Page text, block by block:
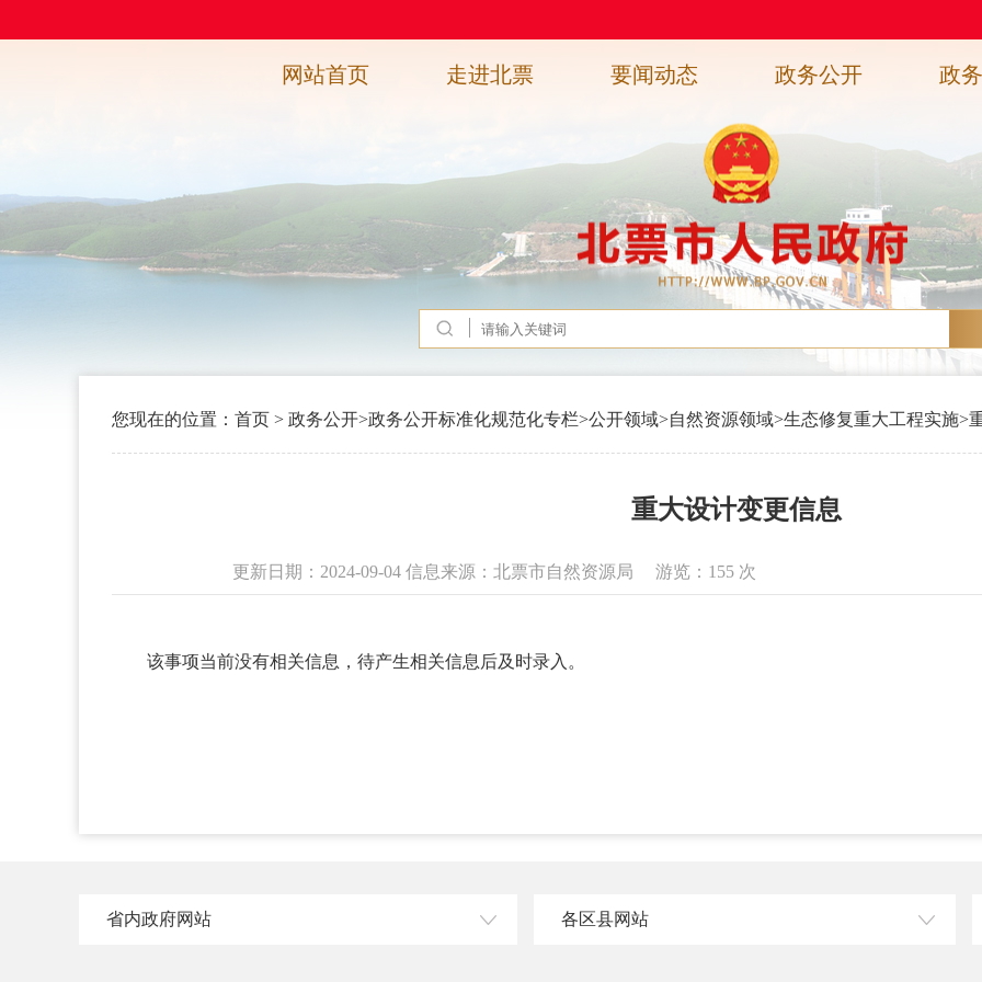
网站首页 走进北票 要闻动态 政务公开 政
您现在的位置： 首页 > 政务公开>政务公开标准化规范化专栏>公开领域>自然资源领域>生态修复重大工程实施>
重大设计变更信息
更新日期：2024-09-04 信息来源：北票市自然资源局 游览： 155 次
该事项当前没有相关信息，待产生相关信息后及时录入。
省内政府网站 各区县网站